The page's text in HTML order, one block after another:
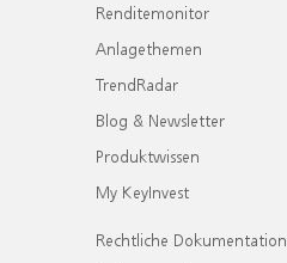
Renditemonitor
Anlagethemen
TrendRadar
Blog & Newsletter
Produktwissen
My KeyInvest
Rechtliche Dokumentation